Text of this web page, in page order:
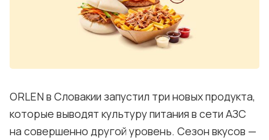
Блог
Лучшие АЗС мира
Мнения
ORLEN в Словакии запустил три новых продукта,
которые выводят культуру питания в сети АЗС
на совершенно другой уровень. Сезон вкусов —